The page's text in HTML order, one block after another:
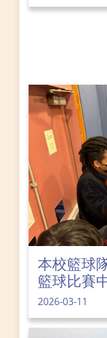
本校籃球
籃球比賽
2026-03-11